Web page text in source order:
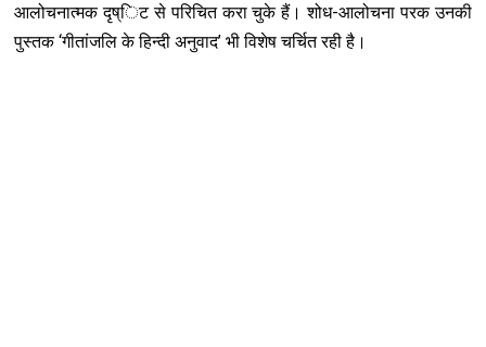
आलोचनात्मक दृष्िट से परिचित करा चुके हैं। शोध-आलोचना परक उनकी
पुस्तक ‘गीतांजलि के हिन्दी अनुवाद’ भी विशेष चर्चित रही है।